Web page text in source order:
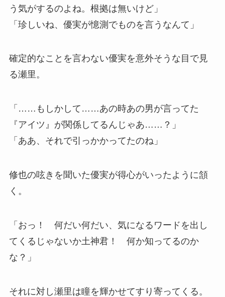
う気がするのよね。根拠は無いけど」
「珍しいね、優実が憶測でものを言うなんて」
確定的なことを言わない優実を意外そうな目で見
る瀬里。
「……もしかして……あの時あの男が言ってた
『アイツ』が関係してるんじゃあ……？」
「ああ、それで引っかかってたのね」
修也の呟きを聞いた優実が得心がいったように頷
く。
「おっ！ 何だい何だい、気になるワードを出し
てくるじゃないか土神君！ 何か知ってるのか
な？」
それに対し瀬里は瞳を輝かせてすり寄ってくる。